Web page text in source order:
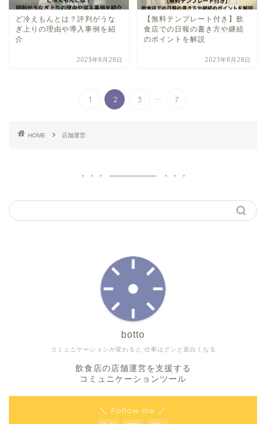
ど冷えもんとは？評判がうな
ぎ上りの理由や導入事例を紹
介
2023年8月28日
【無料テンプレート付き】飲
食店での日報の書き方や継続
のポイントを解説
2023年8月28日
1 2 3 ... 7
HOME 店舗運営
コミュニケーションが変わると 仕事はグンと面白くなる
botto
飲食店の店舗運営を支援する
コミュニケーションツール
＼ Follow me ／